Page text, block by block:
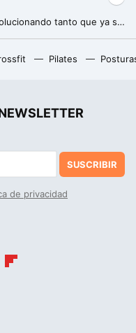
Las zapatillas de deporte están evolucionando tanto que ya se acercan al dopaje según el último estudio científico
Pilates
SUSCRIBIR
de privacidad